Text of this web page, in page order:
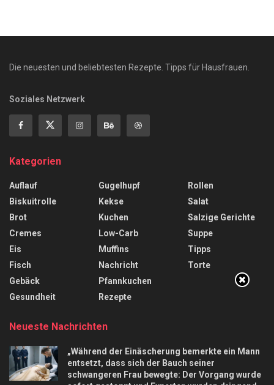
Die neuesten und beliebtesten Rezepte. Tipps für Hausfrauen.
Soziales Netzwerk
Kategorien
Auflauf
Biskuitrolle
Brot
Cremes
Eis
Fisch
Gebäck
Gesundheit
Gugelhupf
Kekse
Kuchen
Low-Carb
Muffins
Nachricht
Pfannkuchen
Rezepte
Rollen
Salat
Salzige Gerichte
Suppe
Tipps
Torte
Neueste Nachrichten
„Während der Einäscherung bemerkte ein Mann
entsetzt, dass sich der Bauch seiner
schwangeren Frau bewegte: Der Vorgang wurde